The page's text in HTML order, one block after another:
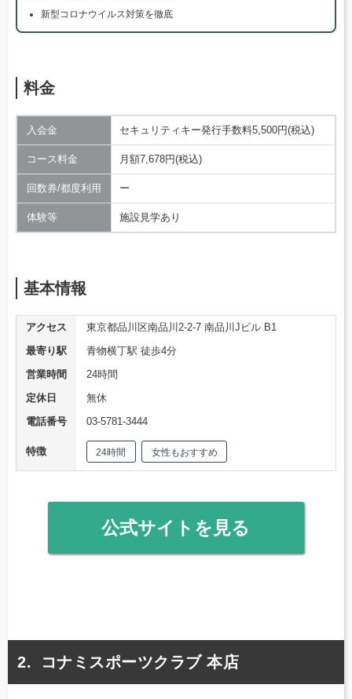
新型コロナウイルス対策を徹底
料金
入会金 セキュリティキー発行手数料5,500円(税込)
コース料金 月額7,678円(税込)
回数券/都度利用 ー
体験等 施設見学あり
基本情報
アクセス
東京都品川区南品川2-2-7 南品川Jビル B1
最寄り駅
青物横丁駅 徒歩4分
営業時間
24時間
定休日
無休
電話番号
03-5781-3444
特徴 24時間 女性もおすすめ
公式サイトを見る
コナミスポーツクラブ 本店